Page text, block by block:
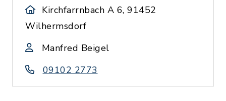
Kirchfarrnbach A 6, 91452
Wilhermsdorf
Manfred Beigel
09102 2773